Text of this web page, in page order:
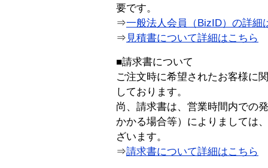
要です。
⇒一般法人会員（BizID）の詳細
⇒ 見積書について詳細はこちら
■請求書について
ご注文時に希望されたお客様に
しております。
尚、請求書は、営業時間内での
かかる場合等）によりましては
ざいます。
⇒請求書について詳細はこちら